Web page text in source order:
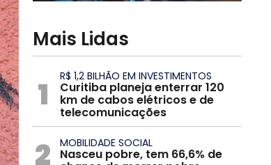
Mais Lidas
1 R$ 1,2 BILHÃO EM INVESTIMENTOS
Curitiba planeja enterrar 120
km de cabos elétricos e de
telecomunicações
2 MOBILIDADE SOCIAL
Nasceu pobre, tem 66,6% de